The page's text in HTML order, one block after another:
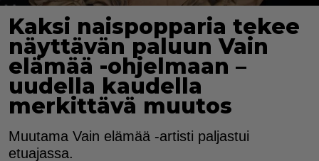
Kaksi naispopparia tekee
näyttävän paluun Vain
elämää -ohjelmaan –
uudella kaudella
merkittävä muutos
Muutama Vain elämää -artisti paljastui
etuajassa.